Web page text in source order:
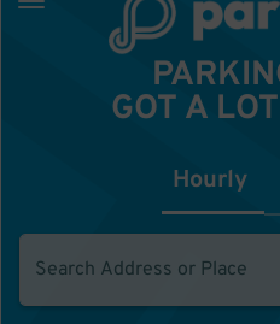
GOT A
Hourly